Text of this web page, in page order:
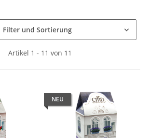
Filter und Sortierung
Artikel 1 - 11 von 11
NEU